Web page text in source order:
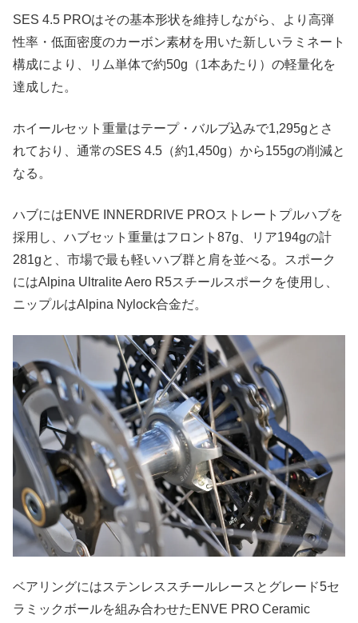
SES 4.5 PROはその基本形状を維持しながら、より高弾
性率・低面密度のカーボン素材を用いた新しいラミネート
構成により、リム単体で約50g（1本あたり）の軽量化を
達成した。
ホイールセット重量はテープ・バルブ込みで1,295gとさ
れており、通常のSES 4.5（約1,450g）から155gの削減と
なる。
ハブにはENVE INNERDRIVE PROストレートプルハブを
採用し、ハブセット重量はフロント87g、リア194gの計
281gと、市場で最も軽いハブ群と肩を並べる。スポーク
にはAlpina Ultralite Aero R5スチールスポークを使用し、
ニップルはAlpina Nylock合金だ。
ベアリングにはステンレススチールレースとグレード5セ
ラミックボールを組み合わせたENVE PRO Ceramic